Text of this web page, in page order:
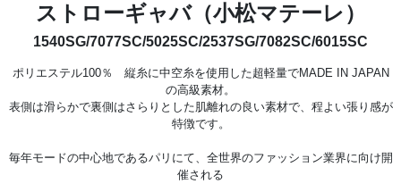
ストローギャバ（小松マテーレ）
1540SG/7077SC/5025SC/2537SG/7082SC/6015SC
ポリエステル100％ 縦糸に中空糸を使用した超軽量でMADE IN JAPAN
の高級素材。
表側は滑らかで裏側はさらりとした肌離れの良い素材で、程よい張り感が
特徴です。
毎年モードの中心地であるパリにて、全世界のファッション業界に向け開
催される